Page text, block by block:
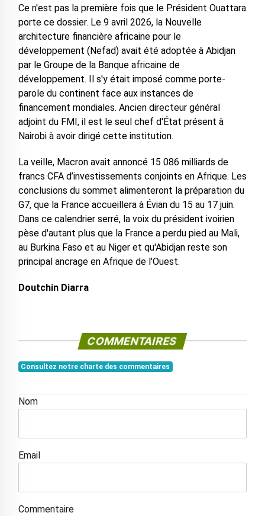
Ce n'est pas la première fois que le Président Ouattara
porte ce dossier. Le 9 avril 2026, la Nouvelle
architecture financière africaine pour le
développement (Nefad) avait été adoptée à Abidjan
par le Groupe de la Banque africaine de
développement. Il s'y était imposé comme porte-
parole du continent face aux instances de
financement mondiales. Ancien directeur général
adjoint du FMI, il est le seul chef d'État présent à
Nairobi à avoir dirigé cette institution.
La veille, Macron avait annoncé 15 086 milliards de
francs CFA d’investissements conjoints en Afrique. Les
conclusions du sommet alimenteront la préparation du
G7, que la France accueillera à Évian du 15 au 17 juin.
Dans ce calendrier serré, la voix du président ivoirien
pèse d'autant plus que la France a perdu pied au Mali,
au Burkina Faso et au Niger et qu'Abidjan reste son
principal ancrage en Afrique de l'Ouest.
Doutchin Diarra
COMMENTAIRES
Consultez notre charte des commentaires
Nom
Email
Commentaire